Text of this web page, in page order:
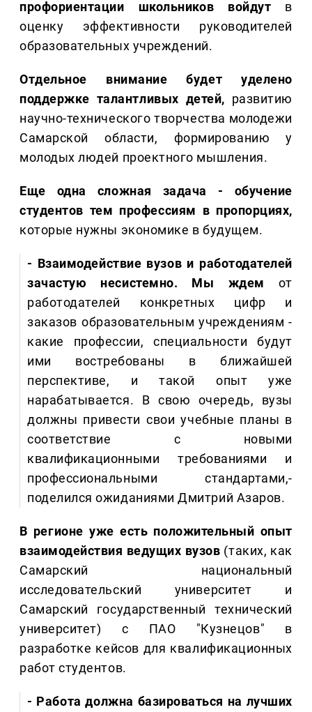
профориентации школьников войдут в
оценку эффективности руководителей
образовательных учреждений.
Отдельное внимание будет уделено
поддержке талантливых детей, развитию
научно-технического творчества молодежи
Самарской области, формированию у
молодых людей проектного мышления.
Еще одна сложная задача - обучение
студентов тем профессиям в пропорциях,
которые нужны экономике в будущем.
- Взаимодействие вузов и работодателей
зачастую несистемно. Мы ждем от
работодателей конкретных цифр и
заказов образовательным учреждениям -
какие профессии, специальности будут
ими востребованы в ближайшей
перспективе, и такой опыт уже
нарабатывается. В свою очередь, вузы
должны привести свои учебные планы в
соответствие с новыми
квалификационными требованиями и
профессиональными стандартами,-
поделился ожиданиями Дмитрий Азаров.
В регионе уже есть положительный опыт
взаимодействия ведущих вузов (таких, как
Самарский национальный
исследовательский университет и
Самарский государственный технический
университет) с ПАО "Кузнецов" в
разработке кейсов для квалификационных
работ студентов.
- Работа должна базироваться на лучших